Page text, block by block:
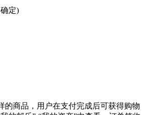
定)
的商品，用户在支付完成后可获得购物